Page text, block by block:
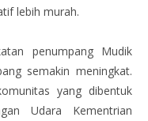
lebih murah.
penumpang Mudik
semakin meningkat.
yang dibentuk
Udara Kementrian